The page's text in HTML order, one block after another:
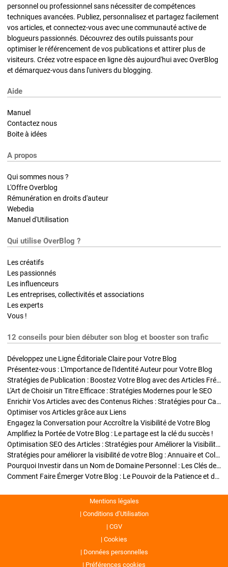
personnel ou professionnel sans nécessiter de compétences
techniques avancées. Publiez, personnalisez et partagez facilement
vos articles, et connectez-vous avec une communauté active de
blogueurs passionnés. Découvrez des outils puissants pour
optimiser le référencement de vos publications et attirer plus de
visiteurs. Créez votre espace en ligne dès aujourd'hui avec OverBlog
et démarquez-vous dans l'univers du blogging.
Aide
Manuel
Contactez nous
Boite à idées
A propos
Qui sommes nous ?
L'Offre Overblog
Rémunération en droits d'auteur
Webedia
Manuel d'Utilisation
Qui utilise OverBlog ?
Les créatifs
Les passionnés
Les influenceurs
Les entreprises, collectivités et associations
Les experts
Vous !
12 conseils pour bien débuter son blog et booster son trafic
Développez une Ligne Éditoriale Claire pour Votre Blog
Présentez-vous : L'Importance de l'Identité Auteur pour Votre Blog
Stratégies de Publication : Boostez Votre Blog avec des Articles Fréquents et Exclusifs
L'Art de Choisir un Titre Efficace : Stratégies Modernes pour le SEO
Enrichir Vos Articles avec des Contenus Riches : Stratégies pour Captiver et Optimiser
Optimiser vos Articles grâce aux Liens
Engagez la Conversation pour Accroître la Visibilité de Votre Blog
Amplifiez la Portée de Votre Blog : Le partage est la clé du succès !
Optimisation SEO des Articles : Stratégies pour Améliorer la Visibilité de Votre Blog
Stratégies pour améliorer la visibilité de votre Blog : Annuaire et Collaborations
Pourquoi Investir dans un Nom de Domaine Personnel : Les Clés de la Réussite de Votre Blog
Comment Faire Émerger Votre Blog : Le Pouvoir de la Patience et de la Persévérance
Mentions légales
Conditions d’Utilisation
CGV
Cookies
Données personnelles
Préférences cookies